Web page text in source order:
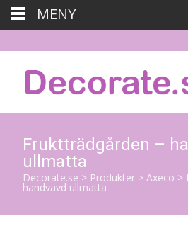
Fruktträdgården –
ullmatta
Decorate.se > Produkter > Axeco >
handvävd ullmatta
MENY